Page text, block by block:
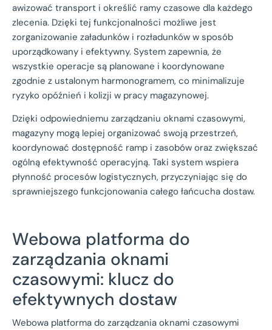
awizować transport i określić ramy czasowe dla każdego
zlecenia. Dzięki tej funkcjonalności możliwe jest
zorganizowanie załadunków i rozładunków w sposób
uporządkowany i efektywny. System zapewnia, że
wszystkie operacje są planowane i koordynowane
zgodnie z ustalonym harmonogramem, co minimalizuje
ryzyko opóźnień i kolizji w pracy magazynowej.
Dzięki odpowiedniemu zarządzaniu oknami czasowymi,
magazyny mogą lepiej organizować swoją przestrzeń,
koordynować dostępność ramp i zasobów oraz zwiększać
ogólną efektywność operacyjną. Taki system wspiera
płynność procesów logistycznych, przyczyniając się do
sprawniejszego funkcjonowania całego łańcucha dostaw.
Webowa platforma do
zarządzania oknami
czasowymi: klucz do
efektywnych dostaw
Webowa platforma do zarządzania oknami czasowymi